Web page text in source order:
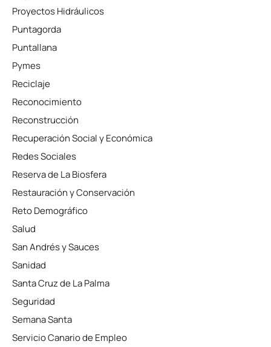
Proyectos Hidráulicos
Puntagorda
Puntallana
Pymes
Reciclaje
Reconocimiento
Reconstrucción
Recuperación Social y Económica
Redes Sociales
Reserva de La Biosfera
Restauración y Conservación
Reto Demográfico
Salud
San Andrés y Sauces
Sanidad
Santa Cruz de La Palma
Seguridad
Semana Santa
Servicio Canario de Empleo